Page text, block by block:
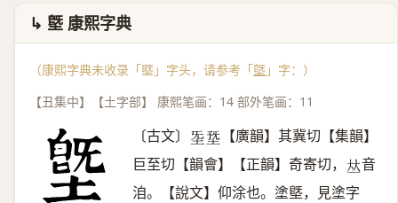
↳ 墍 康熙字典
（康熙字典未收录「塈」字头，请参考「墍 」字：）
【丑集中】【土字部】 康熙笔画：14 部外笔画：11
〔古文〕 𡉙 𡍳
【廣韻】其冀切【集韻】
巨至切【韻會】【正韻】奇寄切， 𠀤音
洎。【說文】仰涂也。塗墍，見塗字